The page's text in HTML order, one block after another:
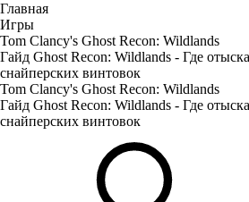
Главная
Игры
Tom Clancy's Ghost Recon: Wildlands
Гайд Ghost Recon: Wildlands - Где
снайперских винтовок
Tom Clancy's Ghost Recon: Wildlands
Гайд Ghost Recon: Wildlands - Где
снайперских винтовок